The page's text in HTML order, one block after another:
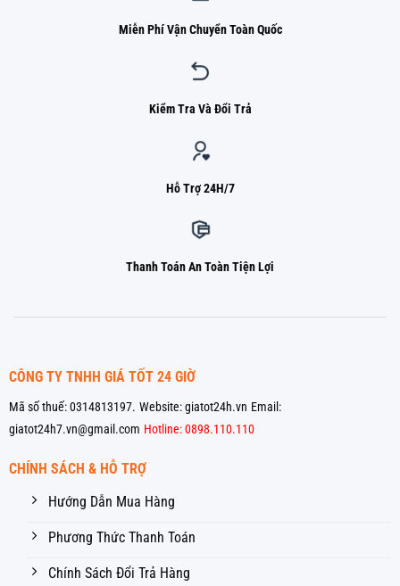
Miễn Phí Vận Chuyển Toàn Quốc
Kiểm Tra Và Đổi Trả
Hỗ Trợ 24H/7
Thanh Toán An Toàn Tiện Lợi
CÔNG TY TNHH GIÁ TỐT 24 GIỜ
Mã số thuế: 0314813197. Website: giatot24h.vn Email:
giatot24h7.vn@gmail.com Hotline: 0898.110.110
CHÍNH SÁCH & HỖ TRỢ
Hướng Dẫn Mua Hàng
Phương Thức Thanh Toán
Chính Sách Đổi Trả Hàng